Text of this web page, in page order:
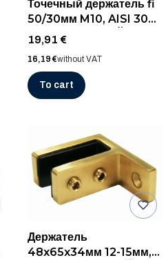
Точечный держатель fi
50/30мм M10, AISI 304,
ПОЛИР ЗОЛОТОЙ
Price
19,91 €
Price
16,19 €without VAT
To cart
Держатель
48x65x34мм 12-15мм,